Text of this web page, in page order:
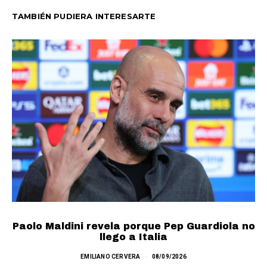
TAMBIÉN PUDIERA INTERESARTE
Paolo Maldini revela porque Pep Guardiola no
llego a Italia
EMILIANO CERVERA 08/09/2026